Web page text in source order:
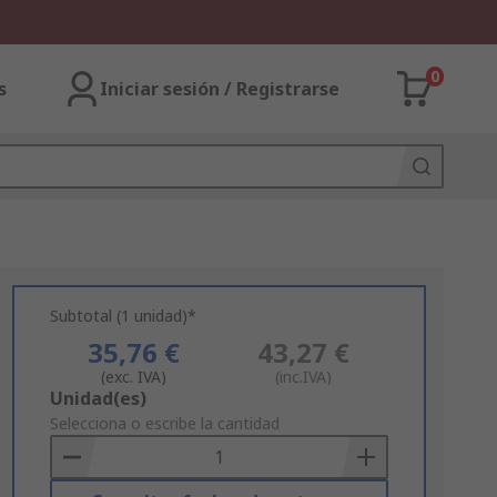
Iniciar sesión / Registrarse
0
Subtotal (1 unidad)*
35,76 €
(exc. IVA)
43,27 €
(inc.IVA)
Add
to
Basket
Unidad(es)
Selecciona o escribe la cantidad